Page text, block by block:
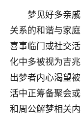
梦见好多亲
关系的和谐与家
喜事临门或社交
化中多被视为吉
出梦者内心渴望
活中正筹备聚会
和周公解梦相关
做完，我女儿
大学，只要能
康康的我就很
鹿森：可怜
3小时前 来自河
付深